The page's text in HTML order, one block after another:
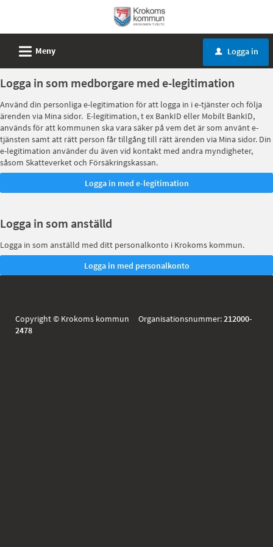
tjänster
-
Krokoms
kommun
L Meny u Logga in
Logga in som medborgare med e-legitimation
Använd din personliga e-legitimation för att logga in i e-tjänster och följa
ärenden via Mina sidor. E-legitimation, t ex BankID eller Mobilt BankID,
används för att kommunen ska vara säker på vem det är som använt e-
tjänsten samt att rätt person får tillgång till rätt ärenden via Mina sidor. Din
e-legitimation använder du även vid kontakt med andra myndigheter,
såsom Skatteverket och Försäkringskassan.
Logga in som anställd
Logga in som anställd med ditt personalkonto i Krokoms kommun.
Copyright © Krokoms kommun Organisationsnummer:212000-
2478